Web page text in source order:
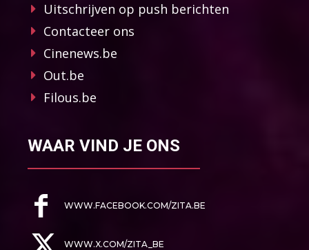
Uitschrijven op push berichten
Contacteer ons
Cinenews.be
Out.be
Filous.be
WAAR VIND JE ONS
WWW.FACEBOOK.COM/ZITA.BE
WWW.X.COM/ZITA_BE